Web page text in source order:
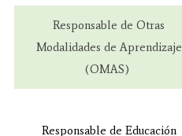
Responsable de Otras
Modalidades de Aprendizaje
(OMAS)
Responsable de Educación